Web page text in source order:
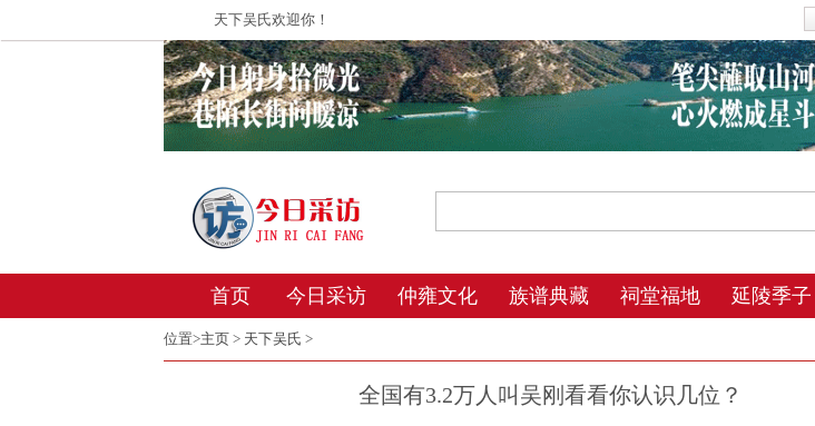
天下吴氏欢迎你！
2026年8月5日 23:43 星期三
首页 今日采访 仲雍文化 族谱典藏 祠堂福地 延陵季子
位置>主页 > 天下吴氏 >
全国有3.2万人叫吴刚看看你认识几位？